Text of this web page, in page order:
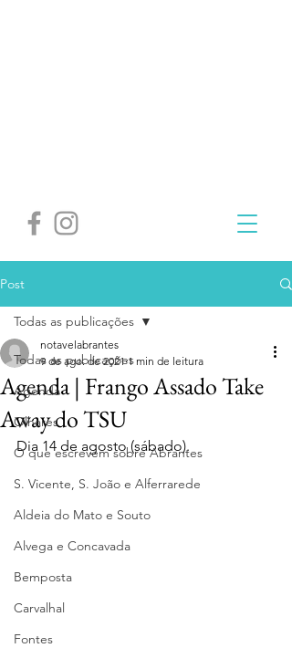
Post
Todas as publicações
Agenda
Olhares
O que escrevem sobre Abrantes
S. Vicente, S. João e Alferrarede
Aldeia do Mato e Souto
Alvega e Concavada
Bemposta
Carvalhal
Fontes
Todas as publicações
Agenda | Frango Assado Take
Away do TSU
notavelabrantes
9 de ago. de 2021 1 min de leitura
Dia 14 de agosto (sábado).